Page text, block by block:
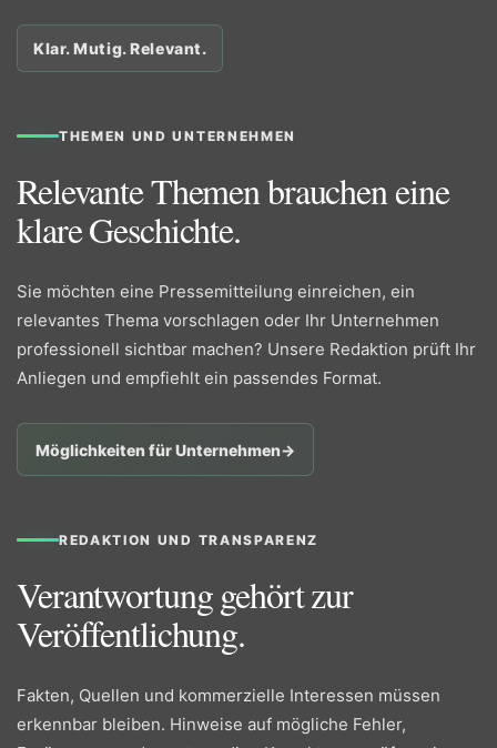
Klar. Mutig. Relevant.
THEMEN UND UNTERNEHMEN
Relevante Themen brauchen eine
klare Geschichte.
Sie möchten eine Pressemitteilung einreichen, ein
relevantes Thema vorschlagen oder Ihr Unternehmen
professionell sichtbar machen? Unsere Redaktion prüft Ihr
Anliegen und empfiehlt ein passendes Format.
Möglichkeiten für Unternehmen→
REDAKTION UND TRANSPARENZ
Verantwortung gehört zur
Veröffentlichung.
Fakten, Quellen und kommerzielle Interessen müssen
erkennbar bleiben. Hinweise auf mögliche Fehler,